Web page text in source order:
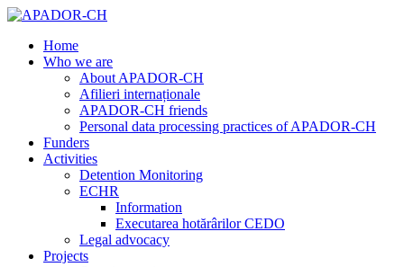
Home
Who we are
About APADOR-CH
Afilieri internaționale
APADOR-CH friends
Personal data processing practices of APADOR-CH
Funders
Activities
Detention Monitoring
ECHR
Information
Executarea hotărârilor CEDO
Legal advocacy
Projects